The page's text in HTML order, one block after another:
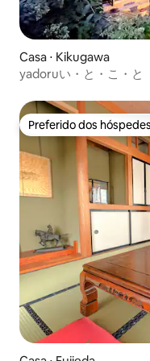
Casa ⋅ Kikugawa
yadoruい・と・こ・と
Preferido dos
Preferido dos hóspedes